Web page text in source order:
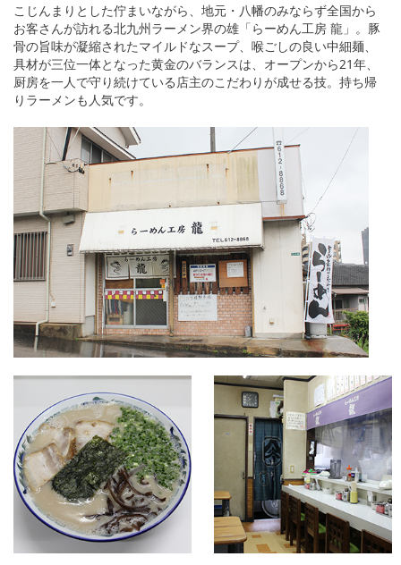
こじんまりとした佇まいながら、地元・八幡のみならず全国から
お客さんが訪れる北九州ラーメン界の雄「らーめん工房 龍」。豚
骨の旨味が凝縮されたマイルドなスープ、喉ごしの良い中細麺、
具材が三位一体となった黄金のバランスは、オープンから21年、
厨房を一人で守り続けている店主のこだわりが成せる技。持ち帰
りラーメンも人気です。